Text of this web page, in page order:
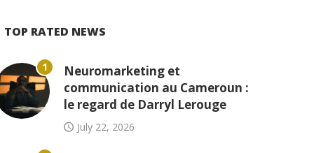
TOP RATED NEWS
1
Neuromarketing et
communication au Cameroun :
le regard de Darryl Lerouge
July 22, 2026